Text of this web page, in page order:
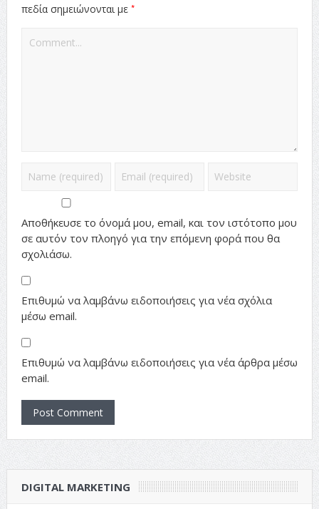
πεδία σημειώνονται με *
Αποθήκευσε το όνομά μου, email, και τον ιστότοπο μου
σε αυτόν τον πλοηγό για την επόμενη φορά που θα
σχολιάσω.
Επιθυμώ να λαμβάνω ειδοποιήσεις για νέα σχόλια
μέσω email.
Επιθυμώ να λαμβάνω ειδοποιήσεις για νέα άρθρα μέσω
email.
DIGITAL MARKETING